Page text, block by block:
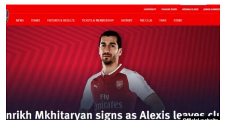
КУЛЬТУРА
СПОРТ
АРХИВ
Հայերեն
English
Русский